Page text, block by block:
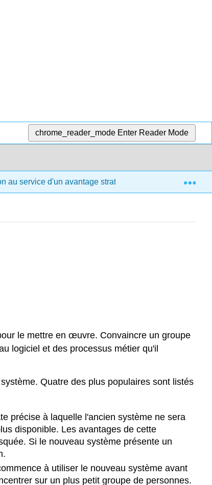
chrome_reader_mode Enter Reader Mode
au service d'un avantage stratégique 10 :
le mettre en œuvre. Convaincre un groupe
logiciel et des processus métier qu'il
Quatre des plus populaires sont listés
précise à laquelle l'ancien système ne sera
disponible. Les avantages de cette
Si le nouveau système présente un
à utiliser le nouveau système avant
sur un plus petit groupe de personnes.